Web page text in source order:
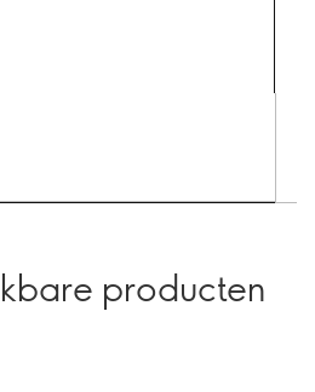
producten